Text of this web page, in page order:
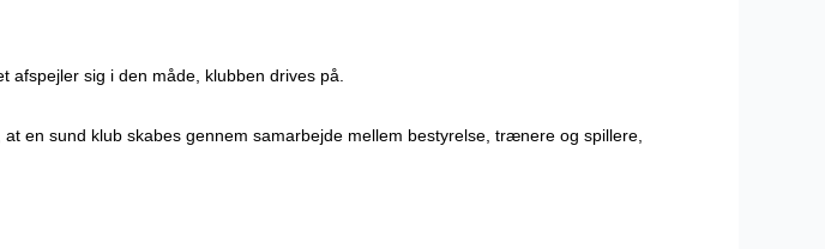
sig i den måde, klubben drives på.
en sund klub skabes gennem samarbejde mellem bestyrelse, trænere og spillere,